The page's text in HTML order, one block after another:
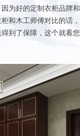
为好的定制衣柜品牌和
和木工师傅对比的话，
到了保障，这个就看您